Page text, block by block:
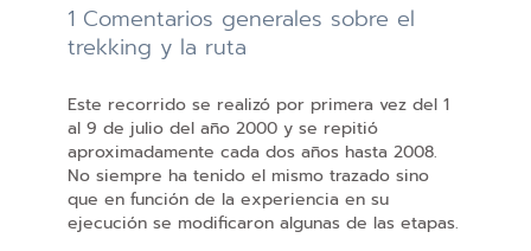
1 Comentarios generales sobre el
trekking y la ruta
Este recorrido se realizó por primera vez del 1
al 9 de julio del año 2000 y se repitió
aproximadamente cada dos años hasta 2008.
No siempre ha tenido el mismo trazado sino
que en función de la experiencia en su
ejecución se modificaron algunas de las etapas.